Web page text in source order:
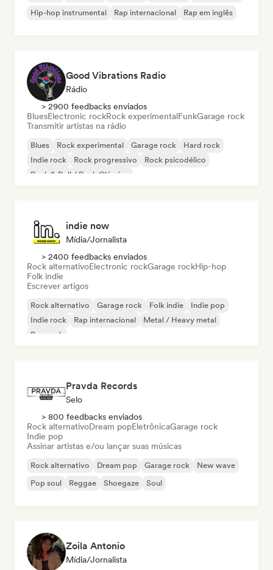
Hip-hop instrumental
Rap internacional Rap em inglês
Good Vibrations Radio
Rádio
> 2900 feedbacks enviados
BluesElectronic rockRock experimentalFunkGarage rock
Transmitir artistas na rádio
Blues Rock experimental Garage rock
Hard rock
Indie rock
Rock progressivo
Rock psicodélico
Rock & Roll / Rock Clássico
indie now
Mídia/Jornalista
> 2400 feedbacks enviados
Rock alternativoElectronic rockGarage rockHip-hop
Folk indie
Escrever artigos
Rock alternativo Garage rock Folk indie
Indie pop
Indie rock
Rap internacional
Metal / Heavy metal
Pop rock
Pravda Records
Selo
> 800 feedbacks enviados
Rock alternativoDream popEletrônicaGarage rock
Indie pop
Assinar artistas e/ou lançar suas músicas
Rock alternativo Dream pop Garage rock
New wave
Pop soul
Reggae Shoegaze Soul
Zoila Antonio
Mídia/Jornalista